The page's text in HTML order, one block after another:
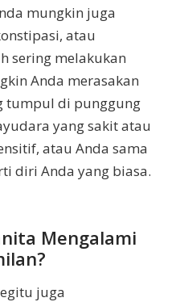
mungkin juga
atau
sering melakukan
Anda merasakan
tumpul di punggung
yang sakit atau
atau Anda sama
diri Anda yang biasa.
Mengalami
juga